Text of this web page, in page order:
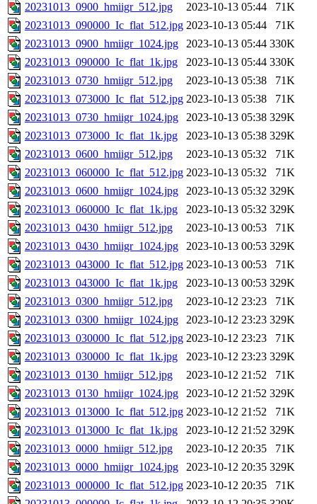
20231013_0900_hmiigr_512.jpg
2023-10-13 05:44
71K
20231013_090000_Ic_flat_512.jpg 2023-10-13 05:44
71K
20231013_0900_hmiigr_1024.jpg
2023-10-13 05:44 330K
20231013_090000_Ic_flat_1k.jpg
2023-10-13 05:44 330K
20231013_0730_hmiigr_512.jpg
2023-10-13 05:38
71K
20231013_073000_Ic_flat_512.jpg 2023-10-13 05:38
71K
20231013_0730_hmiigr_1024.jpg
2023-10-13 05:38 329K
20231013_073000_Ic_flat_1k.jpg
2023-10-13 05:38 329K
20231013_0600_hmiigr_512.jpg
2023-10-13 05:32
71K
20231013_060000_Ic_flat_512.jpg 2023-10-13 05:32
71K
20231013_0600_hmiigr_1024.jpg
2023-10-13 05:32 329K
20231013_060000_Ic_flat_1k.jpg
2023-10-13 05:32 329K
20231013_0430_hmiigr_512.jpg
2023-10-13 00:53
71K
20231013_0430_hmiigr_1024.jpg
2023-10-13 00:53 329K
20231013_043000_Ic_flat_512.jpg 2023-10-13 00:53
71K
20231013_043000_Ic_flat_1k.jpg
2023-10-13 00:53 329K
20231013_0300_hmiigr_512.jpg
2023-10-12 23:23
71K
20231013_0300_hmiigr_1024.jpg
2023-10-12 23:23 329K
20231013_030000_Ic_flat_512.jpg 2023-10-12 23:23
71K
20231013_030000_Ic_flat_1k.jpg
2023-10-12 23:23 329K
20231013_0130_hmiigr_512.jpg
2023-10-12 21:52
71K
20231013_0130_hmiigr_1024.jpg
2023-10-12 21:52 329K
20231013_013000_Ic_flat_512.jpg 2023-10-12 21:52
71K
20231013_013000_Ic_flat_1k.jpg
2023-10-12 21:52 329K
20231013_0000_hmiigr_512.jpg
2023-10-12 20:35
71K
20231013_0000_hmiigr_1024.jpg
2023-10-12 20:35 329K
20231013_000000_Ic_flat_512.jpg 2023-10-12 20:35
71K